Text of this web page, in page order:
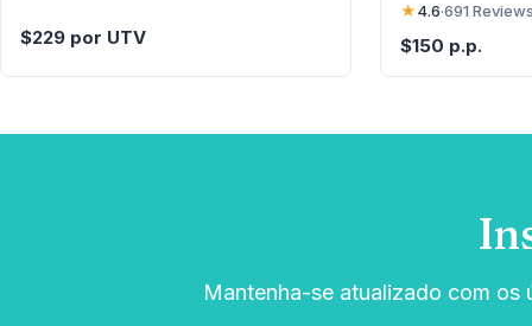
$229 por UTV
★4.6·691 Reviews
$150 p.p.
Mantenha-se atualizado com os